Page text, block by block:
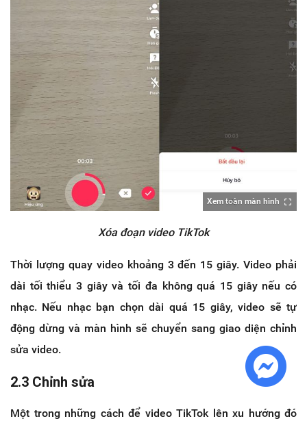
Xem toàn màn hình
Xóa đoạn video TikTok
Thời lượng quay video khoảng 3 đến 15 giây. Video phải
dài tối thiểu 3 giây và tối đa không quá 15 giây nếu có
nhạc. Nếu nhạc bạn chọn dài quá 15 giây, video sẽ tự
động dừng và màn hình sẽ chuyển sang giao diện chỉnh
sửa video.
2.3 Chỉnh sửa
Một trong những cách để video TikTok lên xu hướng đó